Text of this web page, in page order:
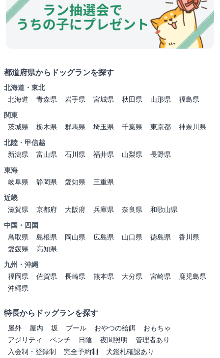
都道府県からドッグランを探す
北海道・東北
北海道
青森県 岩手県 宮城県 秋田県 山形県
福島県
関東
茨城県
栃木県 群馬県 埼玉県 千葉県 東京都
神奈川県
北陸・甲信越
新潟県
富山県 石川県 福井県 山梨県
長野県
東海
岐阜県
静岡県 愛知県
三重県
近畿
滋賀県
京都府 大阪府 兵庫県 奈良県
和歌山県
中国・四国
鳥取県
島根県 岡山県 広島県 山口県 徳島県
香川県
愛媛県
高知県
九州・沖縄
福岡県
佐賀県 長崎県 熊本県 大分県 宮崎県
鹿児島県
沖縄県
特長からドッグランを探す
屋外 屋内 坂 プール おやつの給餌
おもちゃ
アジリティ
ベンチ 日陰 夜間照明
管理者あり
入会制・登録制
完全予約制
犬鑑札確認あり